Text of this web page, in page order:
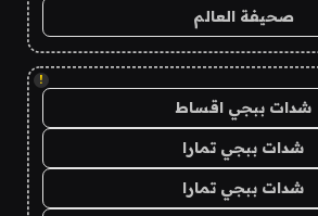
صحيفة العالم
!
شدات ببجي اقساط
شدات ببجي تمارا
شدات ببجي تمارا